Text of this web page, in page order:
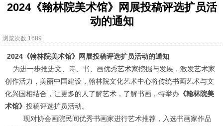
2024《翰林院美术馆》网展投稿评选扩员活
动的通知
浏览次数:1689
2024 《翰林院美术馆》网展投稿评选扩员活动的通知
为进一步推进文、诗、书、画优秀艺术家挖掘与发展，激发艺术家
创作活力，美丽中国建设，翰林院文化艺术中心将传统书画艺术与文
化兴国相结合，让更多的人了解艺术，了解书画，特举办 《翰林院美
术馆》 投稿评选扩员活动。
现对协会画院民间优秀书画家进行艺术推荐，入选书画家作品